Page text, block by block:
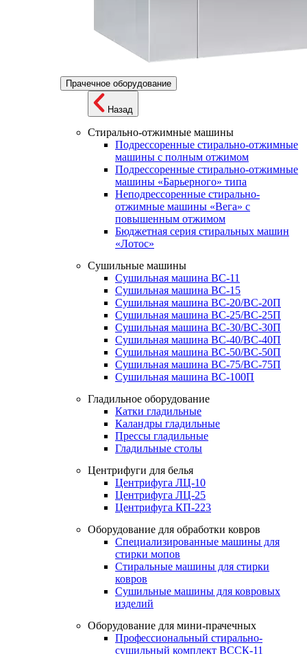
Прачечное оборудование
Назад
Стирально-отжимные машины
Подрессоренные стирально-отжимные
машины с полным отжимом
Подрессоренные стирально-отжимные
машины «Барьерного» типа
Неподрессоренные стирально-
отжимные машины «Вега» с
повышенным отжимом
Бюджетная серия стиральных машин
«Лотос»
Сушильные машины
Сушильная машина ВС-11
Сушильная машина ВС-15
Сушильная машина ВС-20/ВС-20П
Сушильная машина ВС-25/ВС-25П
Сушильная машина ВС-30/ВС-30П
Сушильная машина ВС-40/ВС-40П
Сушильная машина ВС-50/ВС-50П
Сушильная машина ВС-75/ВС-75П
Сушильная машина ВС-100П
Гладильное оборудование
Катки гладильные
Каландры гладильные
Прессы гладильные
Гладильные столы
Центрифуги для белья
Центрифуга ЛЦ-10
Центрифуга ЛЦ-25
Центрифуга КП-223
Оборудование для обработки ковров
Специализированные машины для
стирки мопов
Стиральные машины для стирки
ковров
Сушильные машины для ковровых
изделий
Оборудование для мини-прачечных
Профессиональный стирально-
сушильный комплект ВССК-11